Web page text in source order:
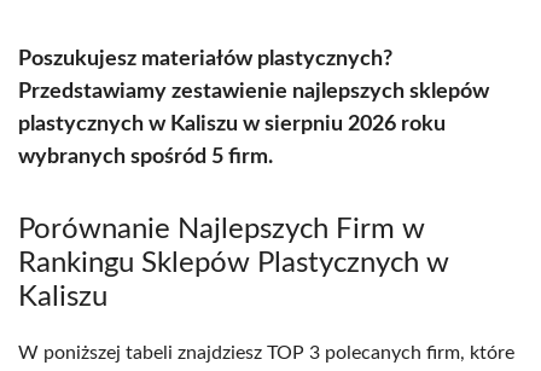
Poszukujesz materiałów plastycznych?
Przedstawiamy zestawienie najlepszych sklepów
plastycznych w Kaliszu w sierpniu 2026 roku
wybranych spośród 5 firm.
Porównanie Najlepszych Firm w
Rankingu Sklepów Plastycznych w
Kaliszu
W poniższej tabeli znajdziesz TOP 3 polecanych firm, które